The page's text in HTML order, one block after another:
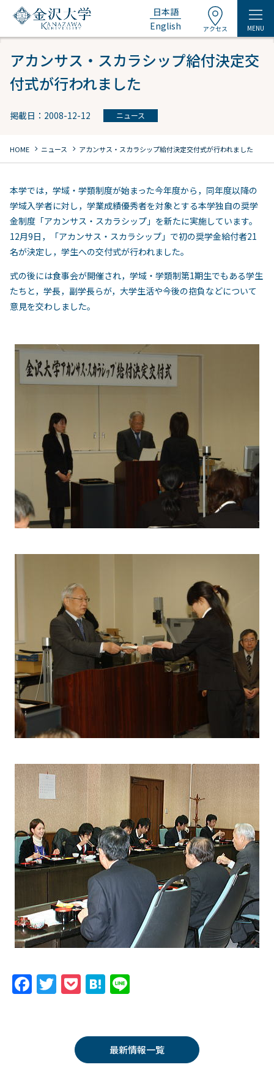
日本語
English
アクセス MENU
アカンサス・スカラシップ給付決定交
付式が行われました
掲載日：2008-12-12 ニュース
HOME chevron_right ニュース chevron_right アカンサス・スカラシップ給付決定交付式が行われました
本学では，学域・学類制度が始まった今年度から，同年度以降の
学域入学者に対し，学業成績優秀者を対象とする本学独自の奨学
金制度「アカンサス・スカラシップ」を新たに実施しています。
12月9日，「アカンサス・スカラシップ」で初の奨学金給付者21
名が決定し，学生への交付式が行われました。
式の後には食事会が開催され，学域・学類制第1期生でもある学生
たちと，学長，副学長らが，大学生活や今後の抱負などについて
意見を交わしました。
F T
er
P
k
et
H
n
a
最新情報一覧